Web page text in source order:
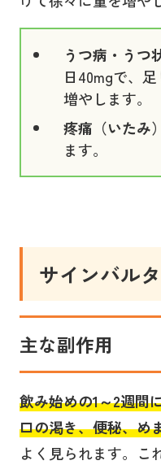
うつ病・うつ
日40mgで、
増やします。
疼痛（いたみ）
ます。
サインバルタ
主な副作用
飲み始めの1～2週間
口の渇き、便秘、め
よく見られます。こ